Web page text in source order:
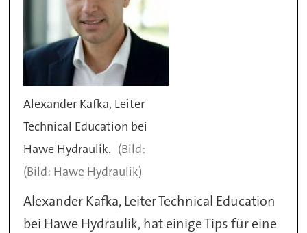
Alexander Kafka, Leiter
Technical Education bei
Hawe Hydraulik.
(Bild: Hawe Hydraulik)
Alexander Kafka, Leiter Technical Education
bei Hawe Hydraulik, hat einige Tips für eine